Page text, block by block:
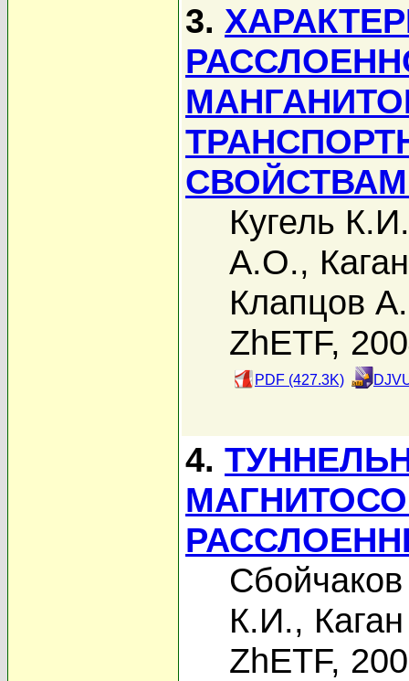
3.
Кугель К.И.
А.О.,
Клапцов
ZhETF,
PDF (427.3K)
4.
К.И.,
ZhETF,